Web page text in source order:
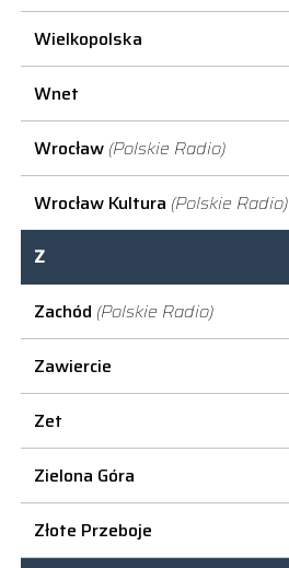
Wielkopolska
Wnet
Wrocław (Polskie Radio)
Wrocław Kultura (Polskie Radio)
Z
Zachód (Polskie Radio)
Zawiercie
Zet
Zielona Góra
Złote Przeboje